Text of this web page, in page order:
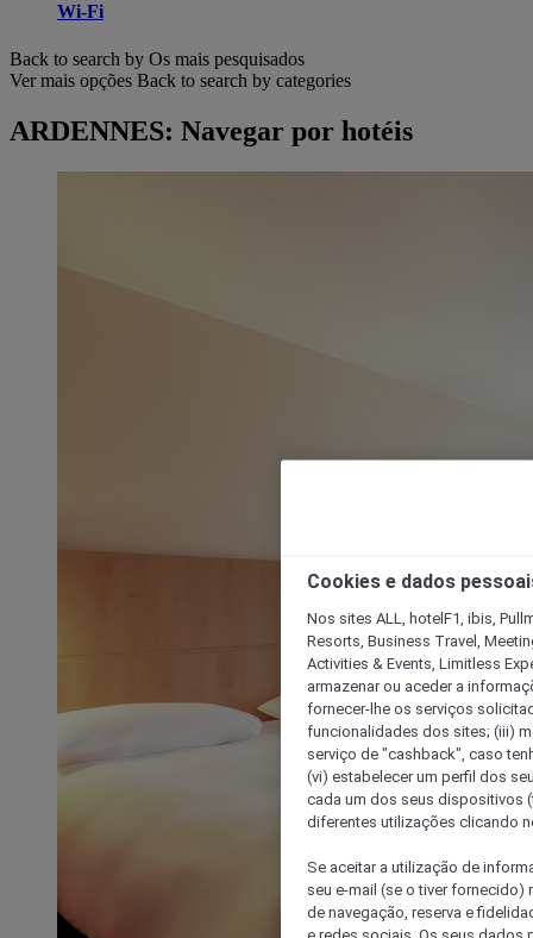
Wi-Fi
Back to search by Os mais pesquisados
Ver mais opções Back to search by categories
ARDENNES: Navegar por hotéis
Cookies e dados
Nos sites ALL, hotelF1, ibis,
Resorts, Business Travel,
Activities & Events, Limitless
armazenar ou aceder a
fornecer-lhe os serviços
funcionalidades dos sites; (iii)
serviço de "cashback", caso
(vi) estabelecer um perfil dos
cada um dos seus dispositivos
diferentes utilizações clicando
Se aceitar a utilização de
seu e-mail (se o tiver
de navegação, reserva e
e redes sociais. Os seus dados